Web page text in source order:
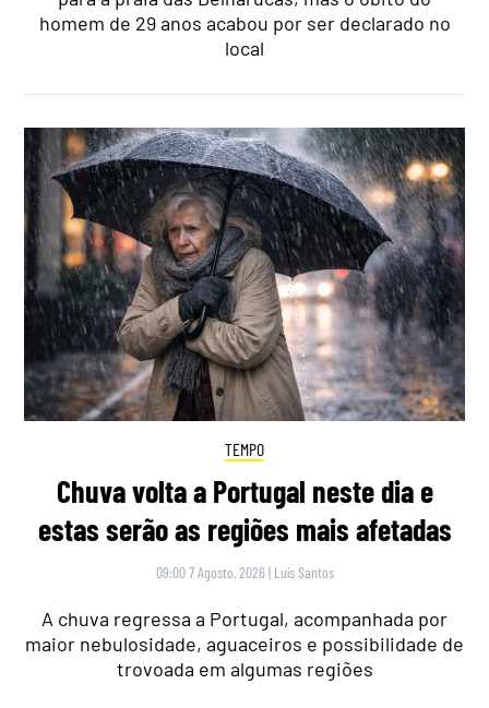
homem de 29 anos acabou por ser declarado no
local
TEMPO
Chuva volta a Portugal neste dia e
estas serão as regiões mais afetadas
09:00 7 Agosto, 2026 | Luís Santos
A chuva regressa a Portugal, acompanhada por
maior nebulosidade, aguaceiros e possibilidade de
trovoada em algumas regiões